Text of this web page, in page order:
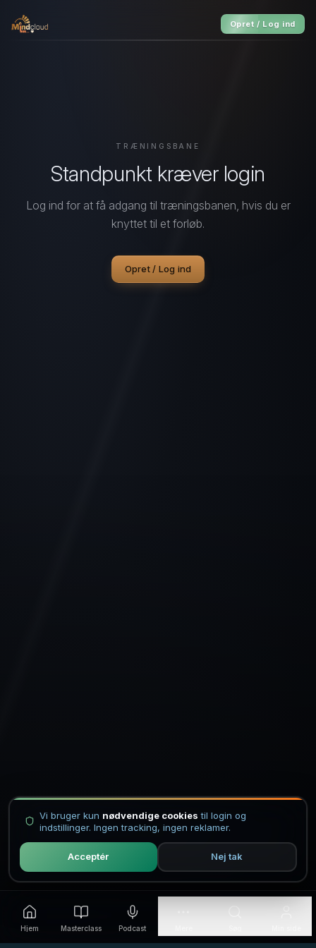
Opret / Log ind
TRÆNINGSBANE
Standpunkt kræver login
Log ind for at få adgang til træningsbanen, hvis du er
knyttet til et forløb.
Opret / Log ind
Vi bruger kun nødvendige cookies til login og
indstillinger. Ingen tracking, ingen reklamer.
Acceptér Nej tak
Hjem Masterclass Podcast